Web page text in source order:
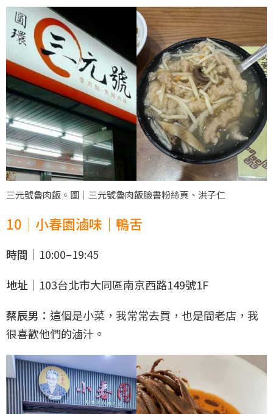
三元號魯肉飯。圖｜三元號魯肉飯臉書粉絲頁、洪子仁
10｜小春園滷味｜鴨舌
時間｜ 10:00–19:45
地址｜ 103台北市大同區南京西路149號1F
蔡辰男： 這個是小菜，我常常去買，也是間老店，我
很喜歡他們的滷汁。